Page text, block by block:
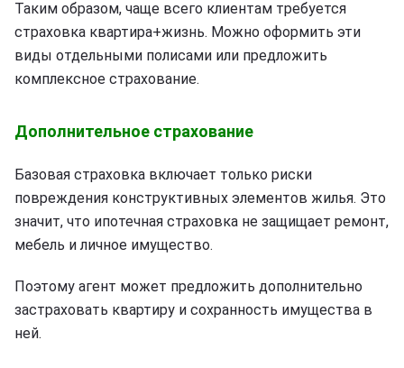
Таким образом, чаще всего клиентам требуется
страховка квартира+жизнь. Можно оформить эти
виды отдельными полисами или предложить
комплексное страхование.
Дополнительное страхование
Базовая страховка включает только риски
повреждения конструктивных элементов жилья. Это
значит, что ипотечная страховка не защищает ремонт,
мебель и личное имущество.
Поэтому агент может предложить дополнительно
застраховать квартиру и сохранность имущества в
ней.